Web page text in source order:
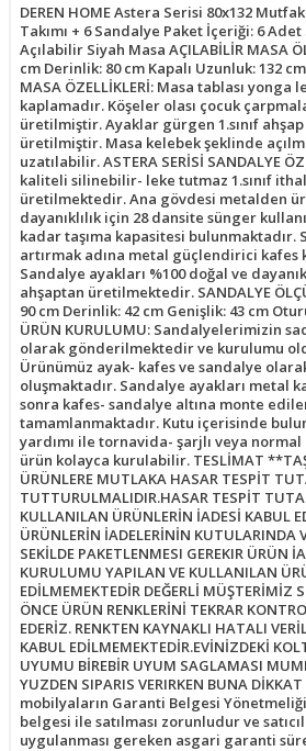
DEREN HOME Astera Serisi 80x132
Takımı + 6 Sandalye Paket İçeriği: 6
Açılabilir Siyah Masa AÇILABİLİR MASA
cm Derinlik: 80 cm Kapalı Uzunluk: 132
MASA ÖZELLİKLERİ: Masa tablası
kaplamadır. Köşeler olası çocuk
üretilmiştir. Ayaklar gürgen 1.sınıf
üretilmiştir. Masa kelebek şeklinde
uzatılabilir. ASTERA SERİSİ SANDALYE
kaliteli silinebilir- leke tutmaz 1.sınıf
üretilmektedir. Ana gövdesi metalden
dayanıklılık için 28 dansite sünger
kadar taşıma kapasitesi bulunmaktadır.
artırmak adına metal güçlendirici kafes
Sandalye ayakları %100 doğal ve
ahşaptan üretilmektedir. SANDALYE
90 cm Derinlik: 42 cm Genişlik: 43 cm
ÜRÜN KURULUMU: Sandalyelerimizin
olarak gönderilmektedir ve kurulumu
Ürünümüz ayak- kafes ve sandalye
oluşmaktadır. Sandalye ayakları metal
sonra kafes- sandalye altına monte
tamamlanmaktadır. Kutu içerisinde
yardımı ile tornavida- şarjlı veya normal
ürün kolayca kurulabilir. TESLİMAT
ÜRÜNLERE MUTLAKA HASAR TESPİT
TUTTURULMALIDIR.HASAR TESPİT
KULLANILAN ÜRÜNLERİN İADESİ KABUL
ÜRÜNLERİN İADELERİNİN KUTULARINDA
SEKİLDE PAKETLENMESI GEREKIR ÜRÜN
KURULUMU YAPILAN VE KULLANILAN
EDİLMEMEKTEDİR DEĞERLİ MÜŞTERİMİZ
ÖNCE ÜRÜN RENKLERİNİ TEKRAR
EDERİZ. RENKTEN KAYNAKLI HATALI
KABUL EDİLMEMEKTEDİR.EVİNİZDEKİ
UYUMU BİREBİR UYUM SAGLAMASI
YUZDEN SIPARIS VERIRKEN BUNA
mobilyaların Garanti Belgesi
belgesi ile satılması zorunludur ve
uygulanması gereken asgari garanti